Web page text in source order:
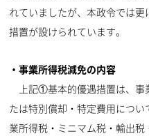
れていましたが、本政令では
措置が設けられています。
・事業所得税減免の内容
上記①基本的優遇措置は、事
たは特別償却・特定費用につ
業所得税・ミニマム税・輸出